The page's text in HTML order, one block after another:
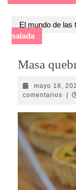
El mundo de las
salada
Masa
mayo 18,
comentarios